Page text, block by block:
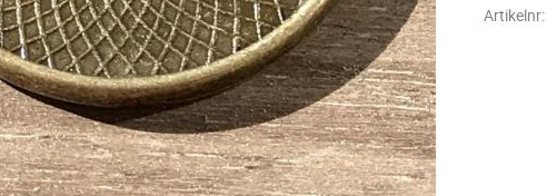
Artikelnr